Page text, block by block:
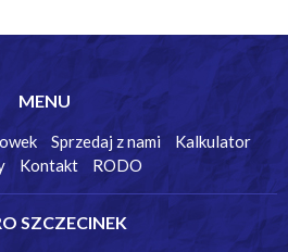
MENU
Sprzedaj z nami
Kalkulator
Kontakt RODO
SZCZECINEK